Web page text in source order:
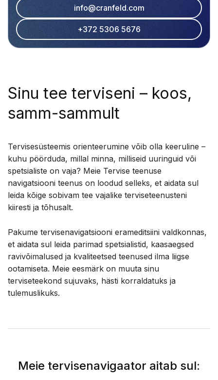
info@cranfeld.com
+372 5306 5676
Sinu tee terviseni – koos,
samm-sammult
Tervisesüsteemis orienteerumine võib olla keeruline –
kuhu pöörduda, millal minna, milliseid uuringuid või
spetsialiste on vaja? Meie Tervise teenuse
navigatsiooni teenus on loodud selleks, et aidata sul
leida kõige sobivam tee vajalike terviseteenusteni
kiiresti ja tõhusalt.
Pakume tervisenavigatsiooni erameditsiini valdkonnas,
et aidata sul leida parimad spetsialistid, kaasaegsed
ravivõimalused ja kvaliteetsed teenused ilma liigse
ootamiseta. Meie eesmärk on muuta sinu
terviseteekond sujuvaks, hästi korraldatuks ja
tulemuslikuks.
Meie tervisenavigaator aitab sul: